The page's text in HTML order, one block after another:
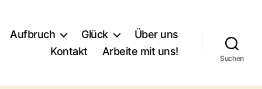
Aufbruch Glück
Über uns
Kontakt
Arbeite mit uns!
Suchen